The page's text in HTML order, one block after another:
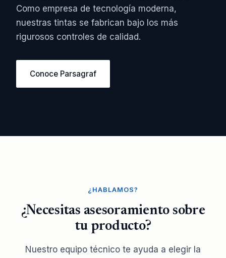
Como empresa de tecnología moderna,
nuestras tintas se fabrican bajo los más
rigurosos controles de calidad.
Conoce Parsagraf
¿HABLAMOS?
¿Necesitas asesoramiento sobre
tu producto?
Nuestro equipo técnico te ayuda a elegir la